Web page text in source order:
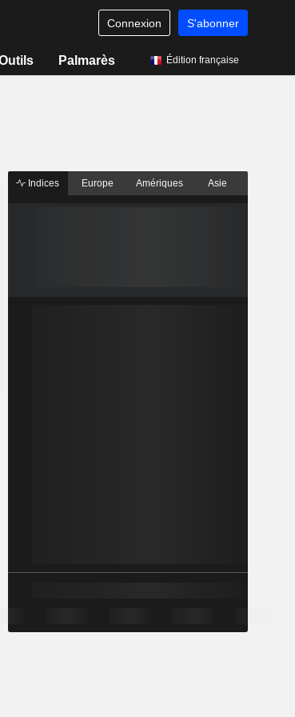
Connexion S'abonner
Palmarès Édition française
Indices Europe Amériques Asie